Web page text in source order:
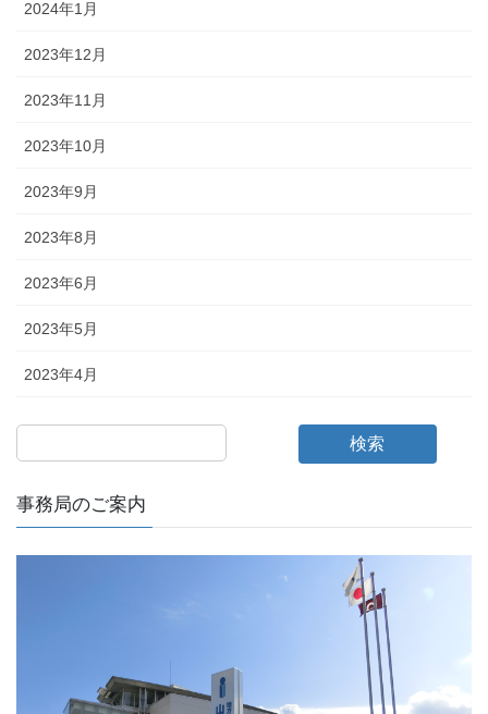
2024年1月
2023年12月
2023年11月
2023年10月
2023年9月
2023年8月
2023年6月
2023年5月
2023年4月
検索
事務局のご案内